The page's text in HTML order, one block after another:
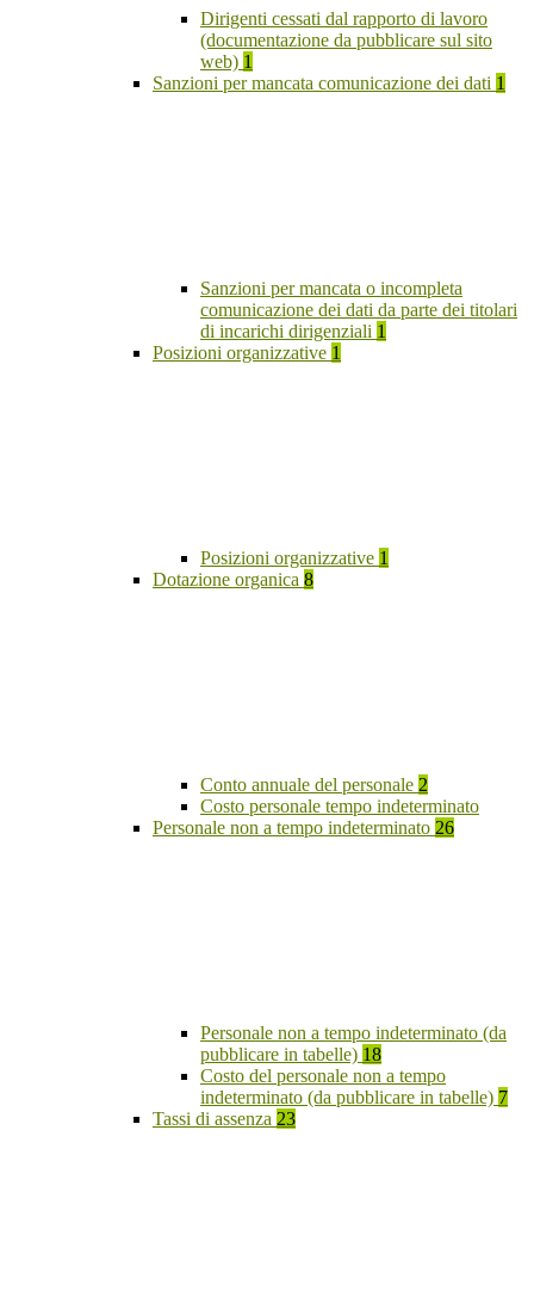
Dirigenti cessati dal rapporto di lavoro
(documentazione da pubblicare sul sito
web) 1
Sanzioni per mancata comunicazione dei dati 1
Sanzioni per mancata o incompleta
comunicazione dei dati da parte dei titolari
di incarichi dirigenziali 1
Posizioni organizzative 1
Posizioni organizzative 1
Dotazione organica 8
Conto annuale del personale 2
Costo personale tempo indeterminato
Personale non a tempo indeterminato 26
Personale non a tempo indeterminato (da
pubblicare in tabelle) 18
Costo del personale non a tempo
indeterminato (da pubblicare in tabelle) 7
Tassi di assenza 23